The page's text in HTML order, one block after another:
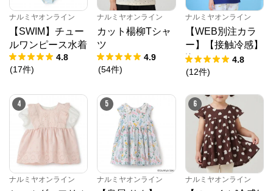
ナルミヤオンライン
【SWIM】チュー
ルワンピース水着
4.8
(17件)
ナルミヤオンライン
カット楊柳Tシャ
ツ
4.9
(54件)
ナルミヤオンライン
【WEB別注カラ
ー】【接触冷感】
海のいきものアッ
プリケ半袖Tシャ
4.8
(12件)
4
ナルミヤオンライン
5
ナルミヤオンライン
6
ナルミヤオンライン